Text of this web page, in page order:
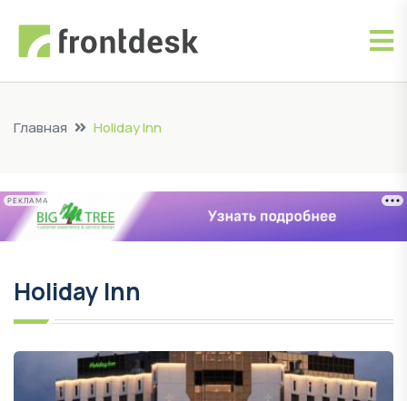
Главная Holiday Inn
РЕКЛАМА
Holiday Inn